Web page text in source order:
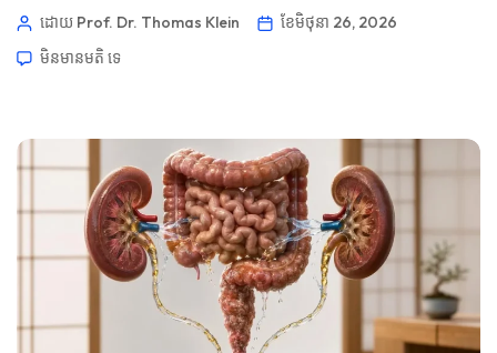
តែមួយ។ តម្រុយដែលមានប្រយោជន៍ជាទូទៅស្ថិតនៅលើការគ្រប់គ្រងជាតិ
ស្ករ សមត្ថភាពដឹកជញ្ជូនអុកស៊ីសែន ស្ថានភាពប្រូតេអ៊ីន ការរលាក
និងហានិភ័យនៃប្រព័ន្ធភាពស៊ាំ។ 📖 ~11 នាទី 📅 ថ្ងៃទី 26 ខែមិថុនា ឆ្នាំ
ដោយ Prof. Dr. Thomas Klein
ខែ​មិថុនា 26, 2026
មិនមាន​មតិ​ ទេ